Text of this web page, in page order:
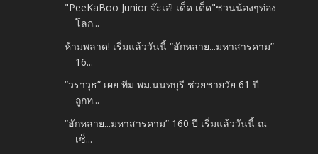
"PeeKaBoo Junior จ๊ะเอ๋! เด็ด เด็ด"ชวนน้องๆท่อง
โลก...
ห้ามพลาด! เริ่มแล้ววันนี้ “ฮักหลาย...มหาสารคาม”
16...
“วราวุธ” เผย ทีม พม.นนทบุรี ช่วยชายวัย 61 ปี
ถูกท...
“ฮักหลาย...มหาสารคาม” 160 ปี เริ่มแล้ววันนี้ ณ
เซ็...